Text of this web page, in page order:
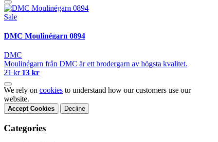
Sale
DMC Moulinégarn 0894
DMC
Moulinégarn från DMC är ett brodergarn av högsta kvalitet.
21 kr 13 kr
We rely on cookies to understand how our customers use our
website.
Accept Cookies Decline
Categories